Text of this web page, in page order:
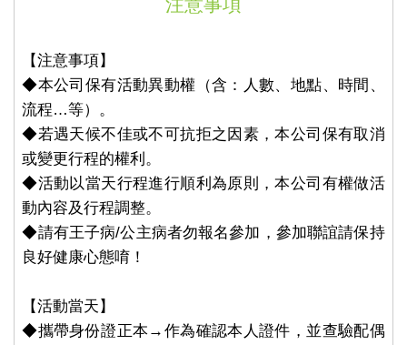
【注意事項】
◆本公司保有活動異動權（含：人數、地點、時間、
流程…等）。
◆若遇天候不佳或不可抗拒之因素，本公司保有取消
或變更行程的權利。
◆活動以當天行程進行順利為原則，本公司有權做活
動內容及行程調整。
◆請有王子病/公主病者勿報名參加，參加聯誼請保持
良好健康心態唷！
【活動當天】
◆攜帶身份證正本→作為確認本人證件，並查驗配偶